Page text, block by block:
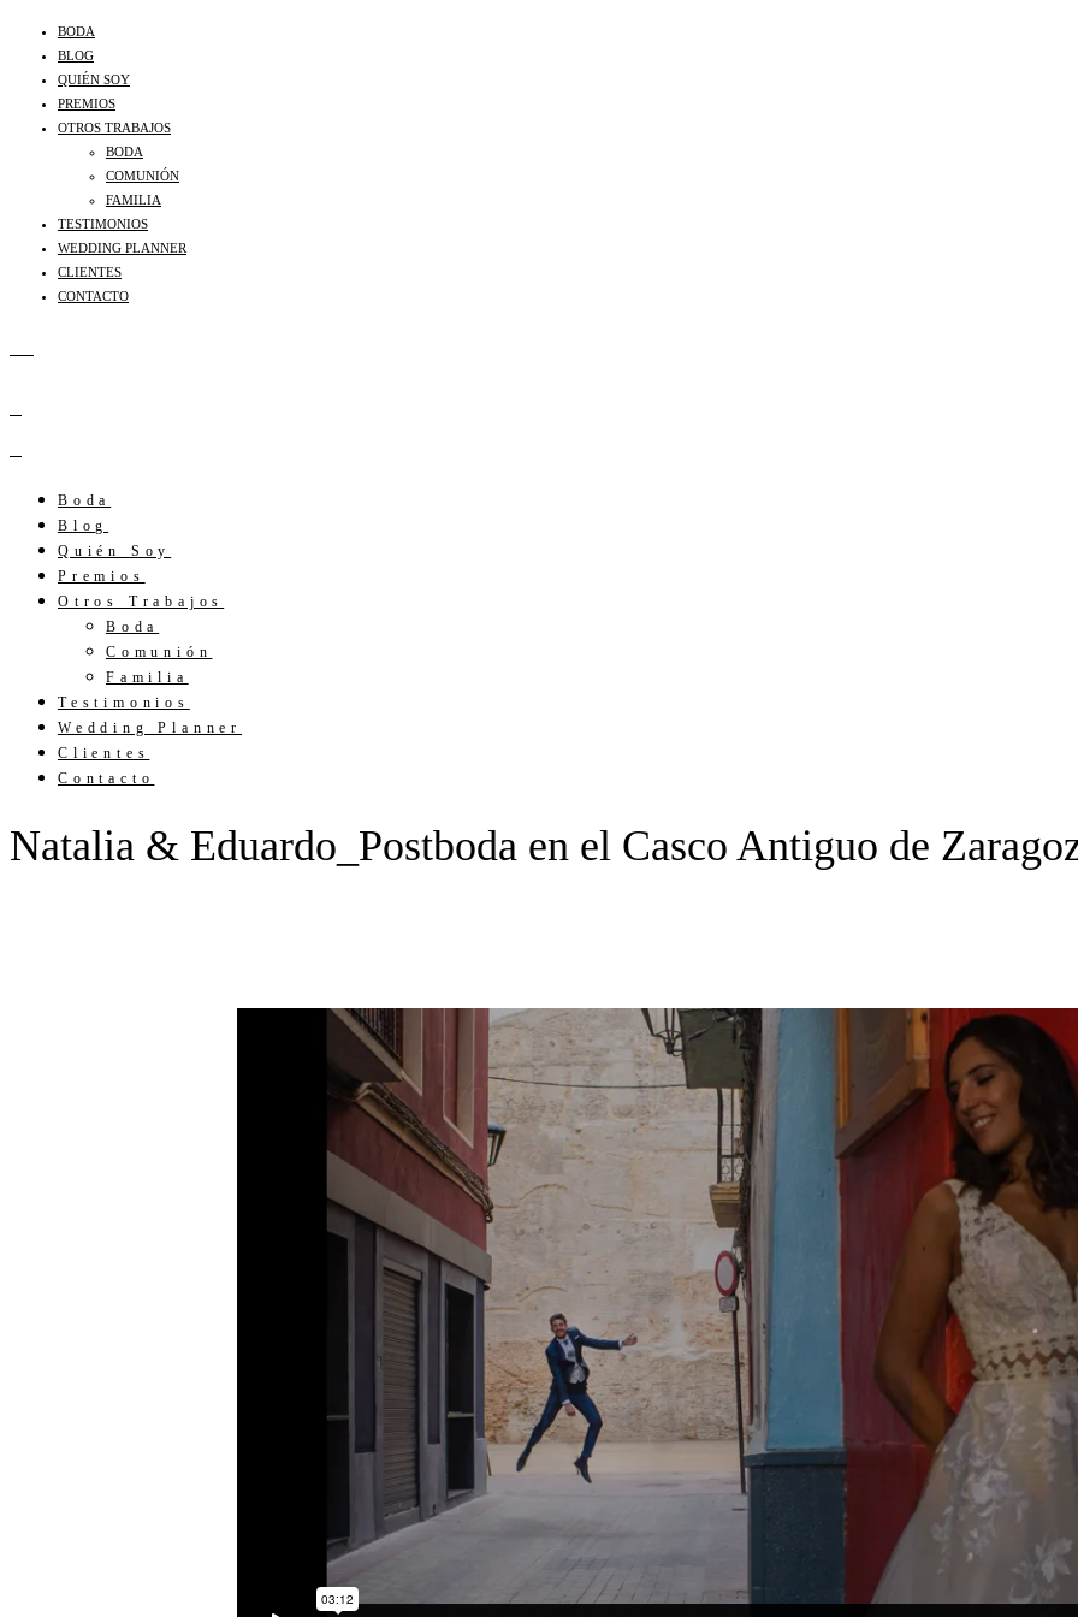
BODA
BLOG
QUIÉN SOY
PREMIOS
OTROS TRABAJOS
BODA
COMUNIÓN
FAMILIA
TESTIMONIOS
WEDDING PLANNER
CLIENTES
CONTACTO
Boda
Blog
Quién Soy
Premios
Otros Trabajos
Boda
Comunión
Familia
Testimonios
Wedding Planner
Clientes
Contacto
Natalia & Eduardo_Postboda en el Casco Antiguo de